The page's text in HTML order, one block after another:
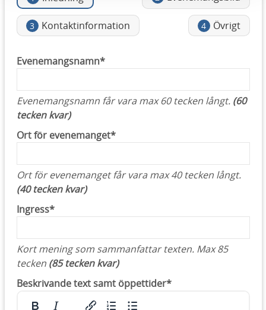
3 Kontaktinformation 4 Övrigt
Evenemangsnamn*
Evenemangsnamn får vara max 60 tecken långt. (60
tecken kvar)
Ort för evenemanget*
Ort för evenemanget får vara max 40 tecken långt.
(40 tecken kvar)
Ingress*
Kort mening som sammanfattar texten. Max 85
tecken (85 tecken kvar)
Beskrivande text samt öppettider*